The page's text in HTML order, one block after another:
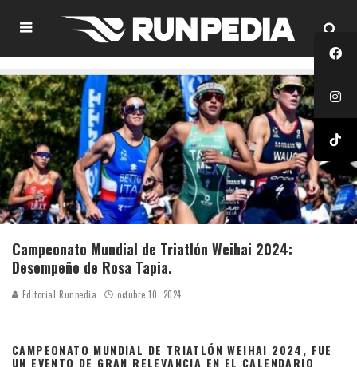
Campeonato Mundial de Triatlón Weihai 2024:
Desempeño de Rosa Tapia.
Editorial Runpedia octubre 10, 2024
CAMPEONATO MUNDIAL DE TRIATLÓN WEIHAI 2024, FUE
UN EVENTO DE GRAN RELEVANCIA EN EL CALENDARIO